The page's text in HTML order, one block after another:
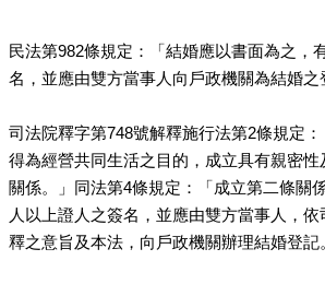
民法第982條規定：「結婚應以書面為之，
名，並應由雙方當事人向戶政機關為結婚之
司法院釋字第748號解釋施行法第2條規定：
得為經營共同生活之目的，成立具有親密
關係。」同法第4條規定：「成立第二條關
人以上證人之簽名，並應由雙方當事人，
釋之意旨及本法，向戶政機關辦理結婚登記